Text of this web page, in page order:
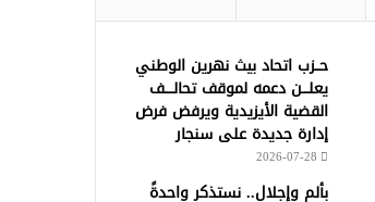
حــزب اتحاد بيث نهرين الوطني
يعلـــن دعمه لموقف تحالــــف
القضية الأيزيدية ويرفض فرض
إدارة جديدة على سنجار
2026-07-28
بألم وإجلال.. نستذكر واحدةً